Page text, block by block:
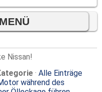
Nissan!
· Alle Einträge